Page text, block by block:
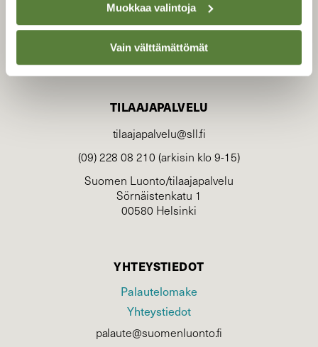
Muokkaa valintoja
Vain välttämättömät
TILAAJAPALVELU
tilaajapalvelu@sll.fi
(09) 228 08 210 (arkisin klo 9-15)
Suomen Luonto/tilaajapalvelu
Sörnäistenkatu 1
00580 Helsinki
YHTEYSTIEDOT
Palautelomake
Yhteystiedot
palaute@suomenluonto.fi